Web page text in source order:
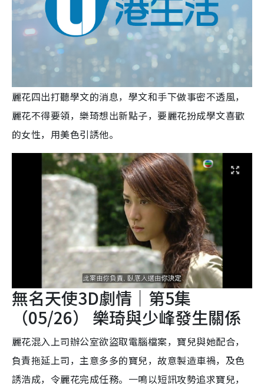
麗花四出打聽學文的消息，學文和手下做事密不透風，
麗花不得要領，樂琦想出新點子，要麗花扮成學文喜歡
的女性，用美色引誘他。
無名天使3D劇情｜第5集
（05/26） 樂琦與少峰發生關係
麗花混入上司辦公室欲盜取電腦檔案，寶兒與她配合，
負責拖延上司，主意多多的寶兒，故意製造車禍，及色
誘浩成，令麗花完成任務。一鳴以短訊攻勢追求寶兒，